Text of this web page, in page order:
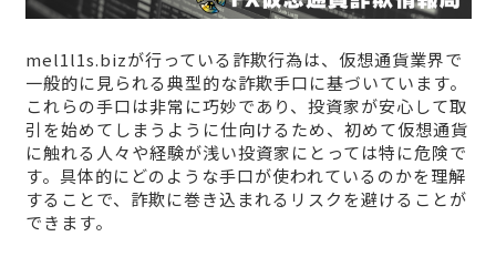
mel1l1s.bizが行っている詐欺行為は、仮想通貨業界で
一般的に見られる典型的な詐欺手口に基づいています。
これらの手口は非常に巧妙であり、投資家が安心して取
引を始めてしまうように仕向けるため、初めて仮想通貨
に触れる人々や経験が浅い投資家にとっては特に危険で
す。具体的にどのような手口が使われているのかを理解
することで、詐欺に巻き込まれるリスクを避けることが
できます。